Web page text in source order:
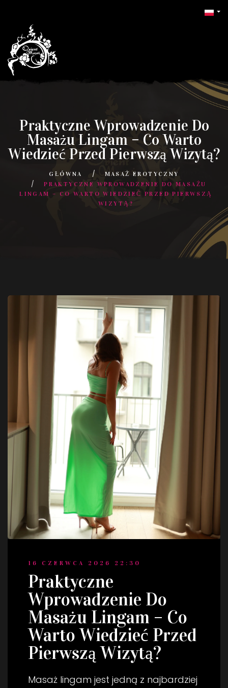
Praktyczne Wprowadzenie Do
Masażu Lingam – Co Warto
Wiedzieć Przed Pierwszą Wizytą?
GŁÓWNA
MASAŻ EROTYCZNY
PRAKTYCZNE WPROWADZENIE DO MASAŻU
LINGAM – CO WARTO WIEDZIEĆ PRZED PIERWSZĄ
WIZYTĄ?
16 CZERWCA 2026 22:30
Praktyczne
Wprowadzenie Do
Masażu Lingam – Co
Warto Wiedzieć Przed
Pierwszą Wizytą?
Masaż lingam jest jedną z najbardziej